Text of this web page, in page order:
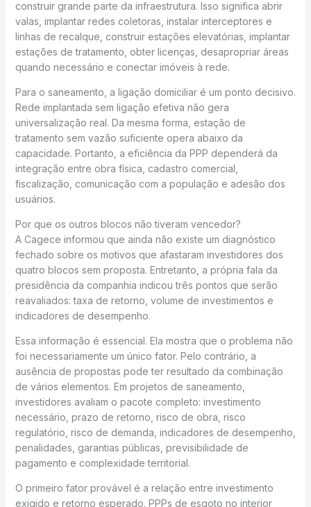
construir grande parte da infraestrutura. Isso significa abrir
valas, implantar redes coletoras, instalar interceptores e
linhas de recalque, construir estações elevatórias, implantar
estações de tratamento, obter licenças, desapropriar áreas
quando necessário e conectar imóveis à rede.
Para o saneamento, a ligação domiciliar é um ponto decisivo.
Rede implantada sem ligação efetiva não gera
universalização real. Da mesma forma, estação de
tratamento sem vazão suficiente opera abaixo da
capacidade. Portanto, a eficiência da PPP dependerá da
integração entre obra física, cadastro comercial,
fiscalização, comunicação com a população e adesão dos
usuários.
Por que os outros blocos não tiveram vencedor?
A Cagece informou que ainda não existe um diagnóstico
fechado sobre os motivos que afastaram investidores dos
quatro blocos sem proposta. Entretanto, a própria fala da
presidência da companhia indicou três pontos que serão
reavaliados: taxa de retorno, volume de investimentos e
indicadores de desempenho.
Essa informação é essencial. Ela mostra que o problema não
foi necessariamente um único fator. Pelo contrário, a
ausência de propostas pode ter resultado da combinação
de vários elementos. Em projetos de saneamento,
investidores avaliam o pacote completo: investimento
necessário, prazo de retorno, risco de obra, risco
regulatório, risco de demanda, indicadores de desempenho,
penalidades, garantias públicas, previsibilidade de
pagamento e complexidade territorial.
O primeiro fator provável é a relação entre investimento
exigido e retorno esperado. PPPs de esgoto no interior